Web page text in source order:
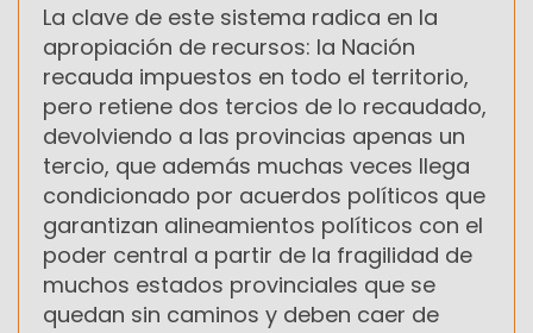
La clave de este sistema radica en la
apropiación de recursos: la Nación
recauda impuestos en todo el territorio,
pero retiene dos tercios de lo recaudado,
devolviendo a las provincias apenas un
tercio, que además muchas veces llega
condicionado por acuerdos políticos que
garantizan alineamientos políticos con el
poder central a partir de la fragilidad de
muchos estados provinciales que se
quedan sin caminos y deben caer de